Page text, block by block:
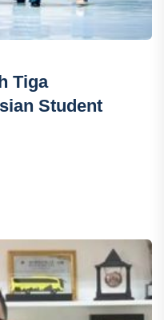
Tiga
Student